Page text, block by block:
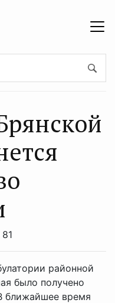
81
районной
было получено
ближайшее время